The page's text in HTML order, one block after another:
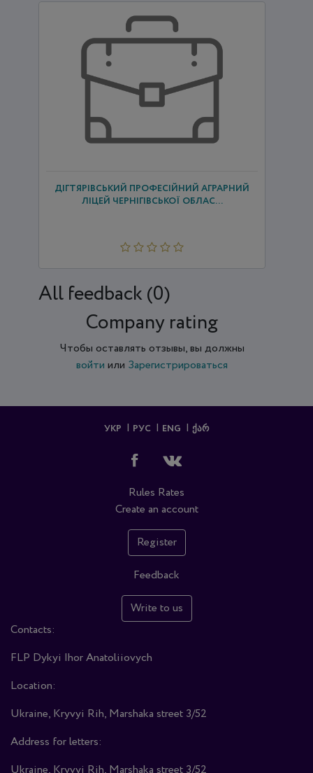
ДІГТЯРІВСЬКИЙ ПРОФЕСІЙНИЙ АГРАРНИЙ
ЛІЦЕЙ ЧЕРНІГІВСЬКОЇ ОБЛАС...
All feedback (0)
Company rating
Чтобы оставлять отзывы, вы должны
войти или Зарегистрироваться
УКР РУС ENG ᲥᲐᲠ
Rules Rates
Create an account
Register
Feedback
Write to us
Contacts:
FLP Dykyi Ihor Anatoliiovych
Location:
Ukraine, Kryvyi Rih, Marshaka street 3/52
Address for letters: